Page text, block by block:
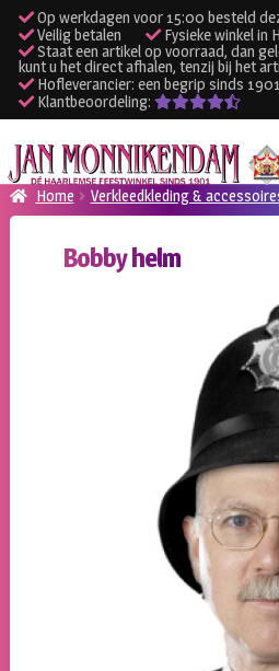
Op werkdagen voor 15:00 besteld
Veilig betalen
Fysieke winkel in
Staat een artikel op voorraad, dan
kunt u het direct afhalen, tenzij bij het
Hofleverancier: een begrip sinds 1901
Klantbeoordeling:
Ga
door
naar
Ga
naar
de Home Verkleedkleding &
Bobby helm